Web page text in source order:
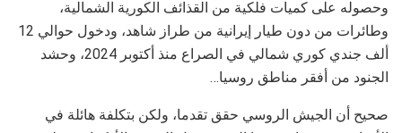
وحصوله على كميات فلكية من القذائف الكورية الشمالية،
وطائرات من دون طيار إيرانية من طراز شاهد، ودخول حوالي 12
ألف جندي كوري شمالي في الصراع منذ أكتوبر 2024، وحشد
الجنود من أفقر مناطق روسيا…
صحيح أن الجيش الروسي حقق تقدما، ولكن بتكلفة هائلة في